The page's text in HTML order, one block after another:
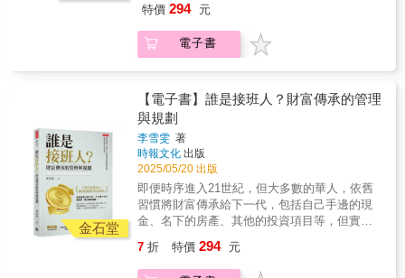
歲、105歲或110歲年齡來計算保費」。所以，
對相同保障而言，終身型壽險的保費，可能是
10年期壽險的20倍以上。 & 本書作者在分析台
上、保大不保小！ 更具體而言： & 以小於年薪
5%金額，買500萬元保障險（10倍年薪）＋日
額5,000元住院醫療險。 & 作者是保險局外人，
寫此書不是和保險公司有什麼過節，一開始純
粹是因為小孫女出生後，媳婦要為她買一張0歲
保單。「主約是20年繳的終身壽險，加上7種附
約，年繳保費23,932元」，引發他對保險的興
趣。 『直覺上，覺得替「0歲嬰兒」買保險好
像怪怪的，通膨效應無止境，等她到35、50歲
時的保單價值剩多少？因涉及家人的權益，乃
人究竟能由保單獲得怎樣的保障」』。 & 作者
但是，如果附加一大堆的附約，或終身醫療
年、保障終身最划算。 羊毛出在羊身上，保險
公司只不過將保障至110歲的保費，要你在20年
內付清而已。 & 此四項觀念並非完全錯誤，而
險觀，保險 公司才會投大眾所好，設計許多高
保費、低保障的①終身型、②還本型、③投資
型、④類全委型及⑤附保證型等保險商品來賺
客戶的錢。 其中終身型保單比較貴的可能原因
之一是：「目前台灣人平均壽命是80.9歲（男
77.7歲、女84.2歲），壽險業的第六回「經驗
生命表」，是男81.11歲、女86.64歲（2021／7
／1），但是，各保險公司的終身型保單卻依99
對相同保障而言，終身型壽險的保費，可能是
然而，提前妥善規劃財富傳承計劃，才是有效
避免遺產分配不均、子女無力支付遺產稅，進
而難以繼承遺產等問題。
如果你認為「有錢人才需要做財富傳承計
劃」，但其實這是大錯特錯的！現代社會經常
發生，親人之間因為分配遺產問題，導致家庭
失和……，更令人啼笑皆非的是，許多個案並
非名下擁有龐大的遺產，但依舊搞到家人之間
雞飛狗跳。所以，無論資產多寡，提早做好自
己的遺產規劃，才能為下一代解決許多煩惱。
特價 294 元
電子書
金石堂
【電子書】誰是接班人？財富傳承的管理
與規劃
李雪雯 著
時報文化 出版
2025/05/20 出版
即便時序進入21世紀，但大多數的華人，依舊
習慣將財富傳承給下一代，包括自己手邊的現
金、名下的房產、其他的投資項目等，但實際
然而，提前妥善規劃財富傳承計劃，才是有效
避免遺產分配不均、子女無力支付遺產稅，進
7 折 特價 294 元